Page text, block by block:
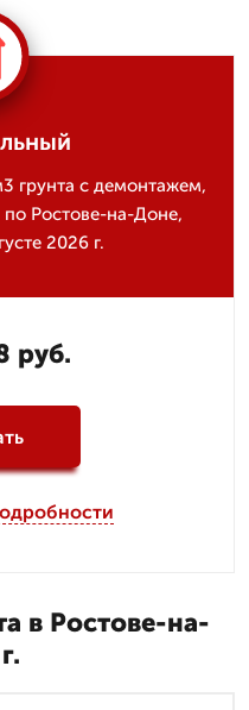
грунта с демонтажем,
по Ростове-на-Доне,
2026 г.
руб.
в Ростове-на-